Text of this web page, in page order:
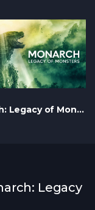
Monarch: Legacy of Monsters S1 – Epizoda 10
Legacy